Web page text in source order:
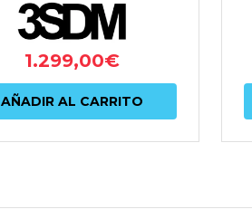
1.299,00€
AÑADIR AL CARRITO